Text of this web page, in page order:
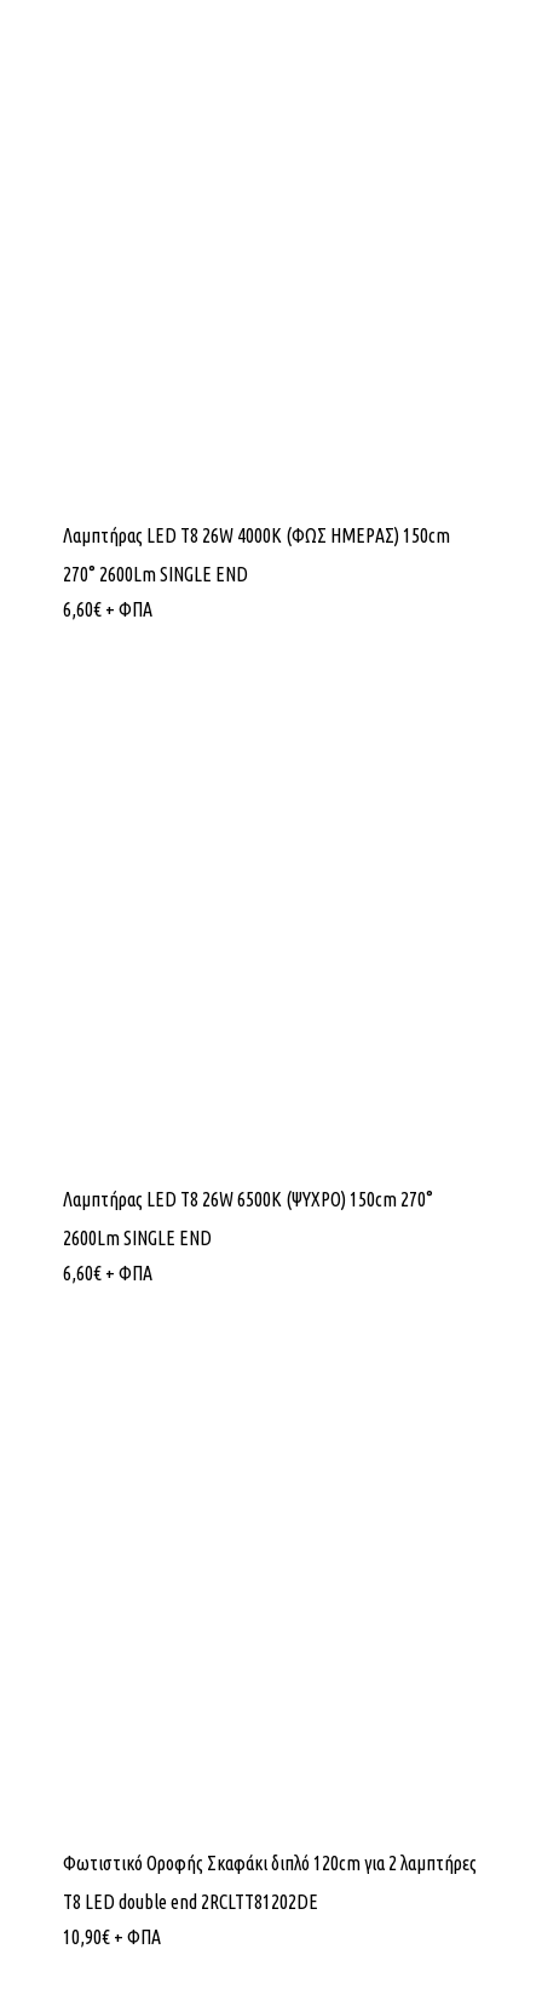
Λαμπτήρας LED Τ8 26W 4000K (ΦΩΣ ΗΜΕΡΑΣ) 150cm
270° 2600Lm SINGLE END
6,60€ + ΦΠΑ
Λαμπτήρας LED Τ8 26W 6500K (ΨΥΧΡΟ) 150cm 270°
2600Lm SINGLE END
6,60€ + ΦΠΑ
Φωτιστικό Οροφής Σκαφάκι διπλό 120cm για 2 λαμπτήρες
T8 LED double end 2RCLTT81202DE
10,90€ + ΦΠΑ